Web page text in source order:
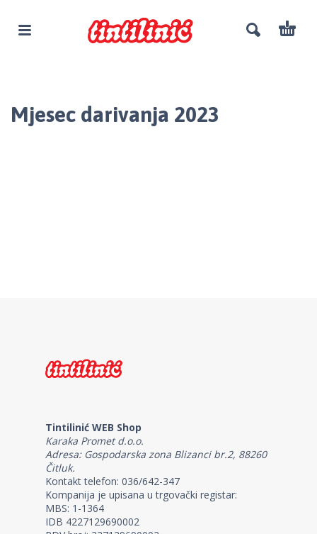
Mjesec darivanja 2023
Tintilinić WEB Shop
Karaka Promet d.o.o.
Adresa: Gospodarska zona Blizanci br.2, 88260
Čitluk.
Kontakt telefon: 036/642-347
Kompanija je upisana u trgovački registar:
MBS: 1-1364
IDB 4227129690002